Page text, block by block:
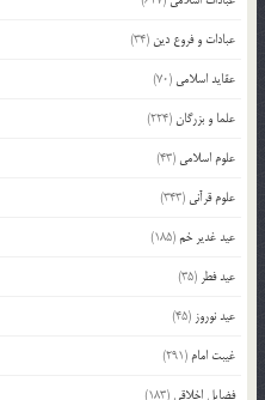
عبادات و فروع دین (34)
عقاید اسلامی (70)
علما و بزرگان(224)
علوم اسلامی (43)
علوم قرآنی (343)
عید غدیر خم(185)
عید فطر (35)
عید نوروز (45)
غیبت امام (291)
فضایل اخلاقی (183)